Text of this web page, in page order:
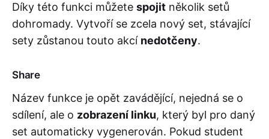
Díky této funkci můžete spojit několik setů
dohromady. Vytvoří se zcela nový set, stávající
sety zůstanou touto akcí nedotčeny.
Share
Název funkce je opět zavádějící, nejedná se o
sdílení, ale o zobrazení linku, který byl pro daný
set automaticky vygenerován. Pokud student